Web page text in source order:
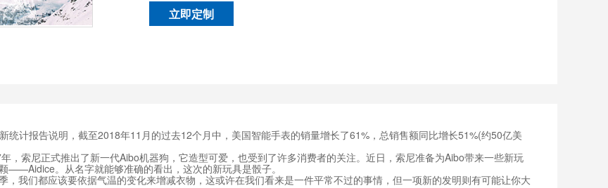
立即定制
计报告说明，截至2018年11月的过去12个月中，美国智能手表的销量增长了61%，总销售额同比增长51%(约50亿美
索尼正式推出了新一代Aibo机器狗，它造型可爱，也受到了许多消费者的关注。近日，索尼准备为Aibo带来一些新玩
——Aidice。从名字就能够准确的看出，这次的新玩具是骰子。
我们都应该要依据气温的变化来增减衣物，这或许在我们看来是一件平常不过的事情，但一项新的发明则有可能让你大